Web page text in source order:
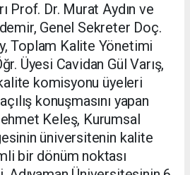
Prof. Dr. Murat Aydın ve
Genel Sekreter Doç.
Toplam Kalite Yönetimi
Üyesi Cavidan Gül Varış,
komisyonu üyeleri
konuşmasını yapan
Keleş, Kurumsal
üniversitenin kalite
bir dönüm noktası